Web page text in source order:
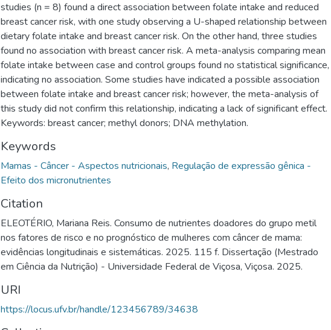
studies (n = 8) found a direct association between folate intake and reduced
breast cancer risk, with one study observing a U-shaped relationship between
dietary folate intake and breast cancer risk. On the other hand, three studies
found no association with breast cancer risk. A meta-analysis comparing mean
folate intake between case and control groups found no statistical significance,
indicating no association. Some studies have indicated a possible association
between folate intake and breast cancer risk; however, the meta-analysis of
this study did not confirm this relationship, indicating a lack of significant effect.
Keywords: breast cancer; methyl donors; DNA methylation.
Keywords
Mamas - Câncer - Aspectos nutricionais, Regulação de expressão gênica -
Efeito dos micronutrientes
Citation
ELEOTÉRIO, Mariana Reis. Consumo de nutrientes doadores do grupo metil
nos fatores de risco e no prognóstico de mulheres com câncer de mama:
evidências longitudinais e sistemáticas. 2025. 115 f. Dissertação (Mestrado
em Ciência da Nutrição) - Universidade Federal de Viçosa, Viçosa. 2025.
URI
https://locus.ufv.br/handle/123456789/34638